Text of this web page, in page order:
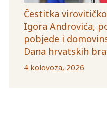
Čestitka
Igora Androvića,
pobjede i
Dana hrvatskih
4 kolovoza, 2026